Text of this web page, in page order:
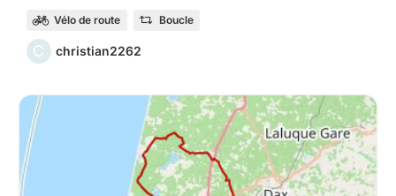
Vélo de route Boucle
C christian2262